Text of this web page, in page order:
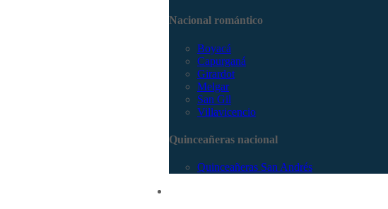
Nacional romántico
Boyacá
Capurganá
Girardot
Melgar
San Gil
Villavicencio
Quinceañeras nacional
Quinceañeras San Andrés